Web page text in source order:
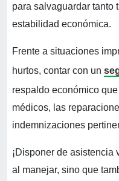
para salvaguardar tanto
estabilidad económica.
Frente a situaciones
hurtos, contar con un
respaldo económico
médicos, las
indemnizaciones
¡Disponer de asistencia
al manejar, sino que